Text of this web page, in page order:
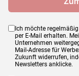
Ich möchte
per E-Mail erhalten.
Unternehmen
Mail-Adresse für
Zukunft widerrufen,
Newsletters anklicke.